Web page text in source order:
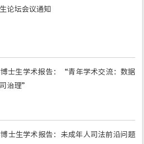
论坛会议通知
士生学术报告：“青年学术交流：数据
治理”
士生学术报告：未成年人司法前沿问题